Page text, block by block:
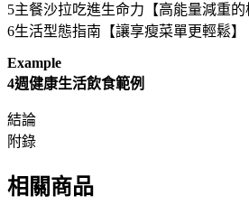
5主餐沙拉吃進生命力【高能量減重的
6生活型態指南【讓享瘦菜單更輕鬆】
Example
4週健康生活飲食範例
結論
附錄
相關商品